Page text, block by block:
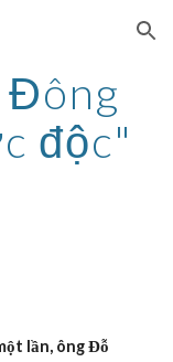
Skip to navigation
Đông
độc"
lần, ông Đỗ